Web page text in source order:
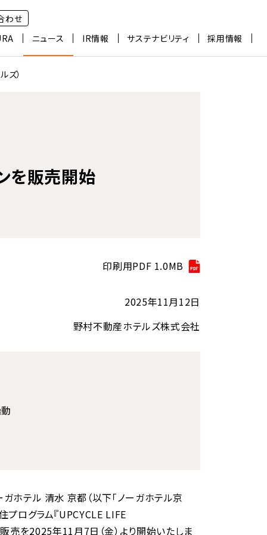
わせ
ニュース IR情報 サステナビリティ 採用情報
ズ）
を販売開始
印刷用PDF 1.0MB
2025年11月12日
野村不動産ホテルズ株式会社
ホテル 清水 京都（以下「ノーガホテル京
プログラム『UPCYCLE LIFE
売を2025年11月7日（金）より開始いたしま